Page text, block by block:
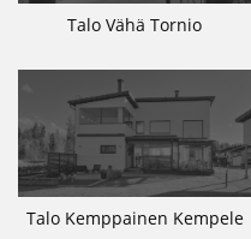
Talo Vähä Tornio
Talo Kemppainen Kempele